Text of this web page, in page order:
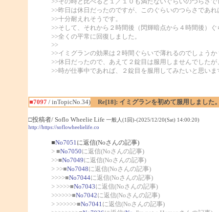
>>昨日は休日だったのですが、このぐらいのつらさであ
>>十分耐えれそうです。
>>そして、それから２時間後（閃輝暗点から４時間後）ぐ
>>全くの平常に回復しました。
>>
>>イミグランの効果は２時間ぐらいで薄れるのでしょうか
>>休日だったので、あえて２錠目は服用しませんでした
>>時が仕事中であれば、２錠目を服用してみたいと思いま
■7097/ inTopicNo.34) Re[18]: イミグランを初めて服用しました
□投稿者/ Soflo Wheelie Life 一般人(1回)-(2025/12/20(Sat) 14:00:20)
http://https://soflowheelielife.co
■No7051 に返信(Noさんの記事)
> ■No7050に返信(Noさんの記事)
>>■No7049に返信(Noさんの記事)
> >>■No7048に返信(Noさんの記事)
>>>>■No7044に返信(Noさんの記事)
> >>>>■No7043に返信(Noさんの記事)
>>>>>>■No7042に返信(Noさんの記事)
> >>>>>>■No7041 に返信(Noさんの記事)